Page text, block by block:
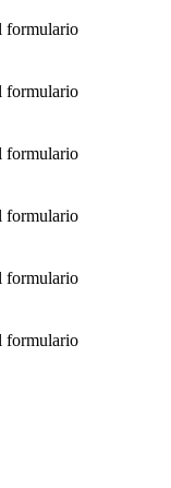
formulario
formulario
formulario
formulario
formulario
formulario